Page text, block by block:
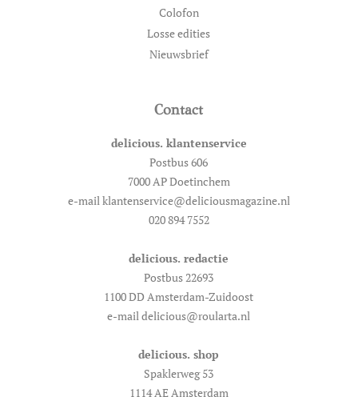
Colofon
Losse edities
Nieuwsbrief
Contact
delicious. klantenservice
Postbus 606
7000 AP Doetinchem
e-mail klantenservice@deliciousmagazine.nl
020 894 7552
delicious. redactie
Postbus 22693
1100 DD Amsterdam-Zuidoost
e-mail delicious@roularta.nl
delicious. shop
Spaklerweg 53
1114 AE Amsterdam